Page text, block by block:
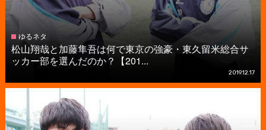
ゆるネタ
松山翔哉と加藤隼吾は何で東京の強豪・東久留米総合サ
ッカー部を選んだのか？【201...
2019.12.17